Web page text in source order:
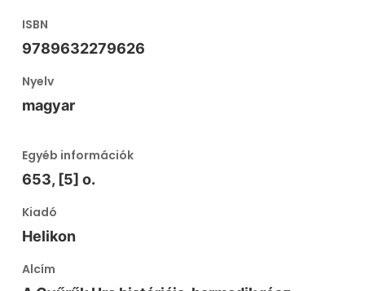
ISBN
9789632279626
Nyelv
magyar
Egyéb információk
653, [5] o.
Kiadó
Helikon
Alcím